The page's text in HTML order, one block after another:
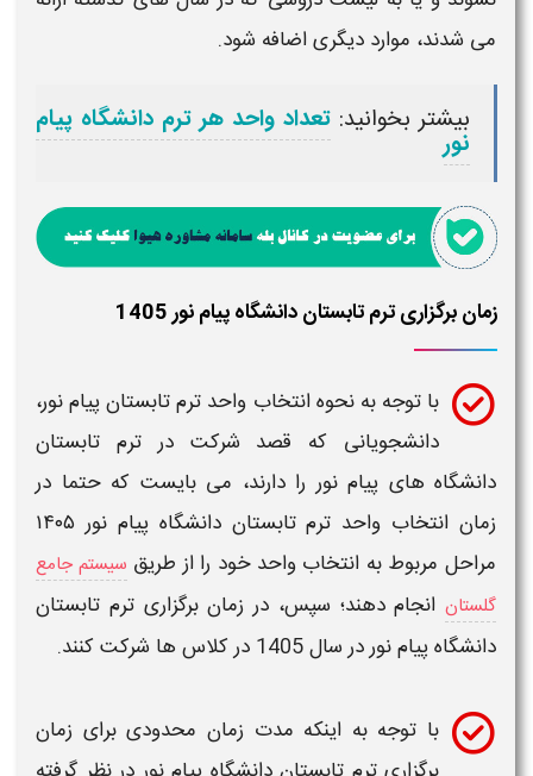
می شدند، موارد دیگری اضافه شود.
بیشتر بخوانید: تعداد واحد هر ترم دانشگاه پیام
نور
زمان برگزاری ترم تابستان دانشگاه پیام نور 1405
با توجه بهنحوه انتخاب واحد ترم تابستان پیام نور،
دانشجویانی که قصد شرکت درترم تابستان
دانشگاه های پیام نوررا دارند، می بایست که حتما در
زمان انتخاب واحد ترم تابستان دانشگاه پیام نور ۱۴۰۵
مراحل مربوط به انتخابواحدخود را از طریق سیستم جامع
گلستان انجام دهند؛ سپس، درزمان برگزاری ترم تابستان
دانشگاه پیام نوردر سال1405 در کلاس ها شرکت کنند.
با توجه به اینکه مدت زمان محدودی برای زمان